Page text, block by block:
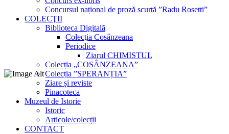
Concursul național de proză scurtă ”Radu Rosetti”
COLECŢII
Biblioteca Digitală
Colecţia Cosânzeana
Periodice
Ziarul CHIMISTUL
Colecția „COSÂNZEANA”
Colecția ”SPERANȚIA”
Ziare și reviste
Pinacoteca
Muzeul de Istorie
Istoric
Articole/colecții
CONTACT